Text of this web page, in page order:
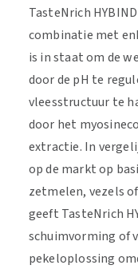
TasteNrich
combinatie met
is in staat om de
door de pH te
vleesstructuur te
door het
extractie. In
op de markt op
zetmelen, vezels
geeft TasteNrich
schuimvorming of
pekeloplossing